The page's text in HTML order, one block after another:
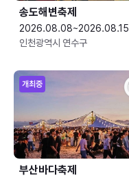
송도해변축제
2026.08.08~2026.08.15
인천광역시 연수구
개최중
부산바다축제